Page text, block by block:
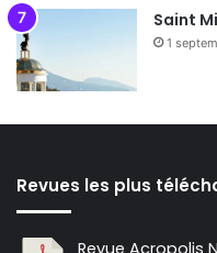
Saint
1
Revues les plus